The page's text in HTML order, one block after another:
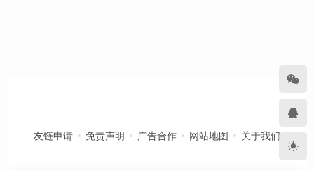
友链申请 免责声明 广告合作 网站地图 关于我们